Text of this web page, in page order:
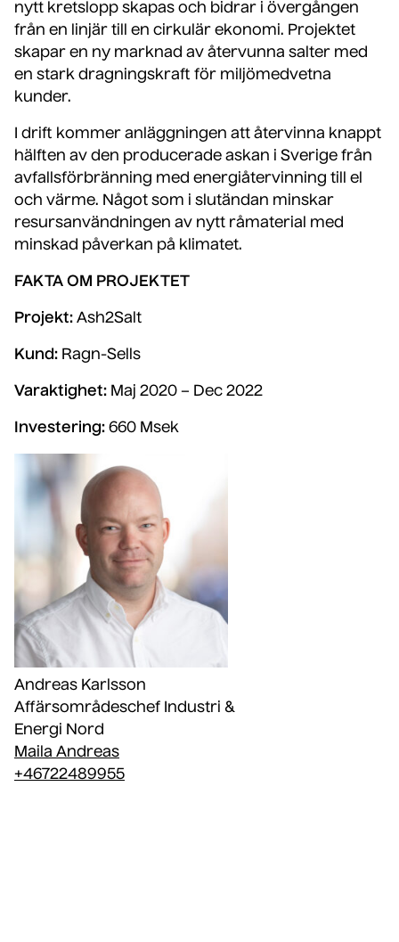
nytt kretslopp skapas och bidrar i övergången
från en linjär till en cirkulär ekonomi. Projektet
skapar en ny marknad av återvunna salter med
en stark dragningskraft för miljömedvetna
kunder.
I drift kommer anläggningen att återvinna knappt
hälften av den producerade askan i Sverige från
avfallsförbränning med energiåtervinning till el
och värme. Något som i slutändan minskar
resursanvändningen av nytt råmaterial med
minskad påverkan på klimatet.
FAKTA OM PROJEKTET
Projekt: Ash2Salt
Kund: Ragn-Sells
Varaktighet: Maj 2020 – Dec 2022
Investering: 660 Msek
Andreas Karlsson
Affärsområdeschef Industri &
Energi Nord
Maila Andreas
+46722489955